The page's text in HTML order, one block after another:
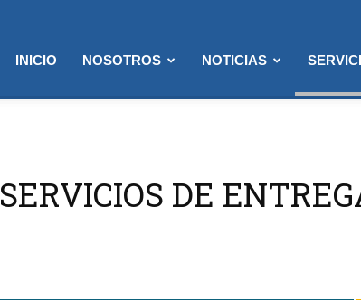
INICIO NOSOTROS NOTICIAS
SERVICIOS DE